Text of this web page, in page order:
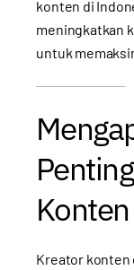
konten di
meningkatkan
untuk
Kreator konten